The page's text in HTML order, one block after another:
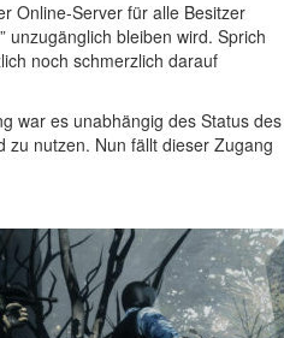
Online-Server für alle Besitzer
unzugänglich bleiben wird. Sprich
noch schmerzlich darauf
war es unabhängig des Status des
zu nutzen. Nun fällt dieser Zugang